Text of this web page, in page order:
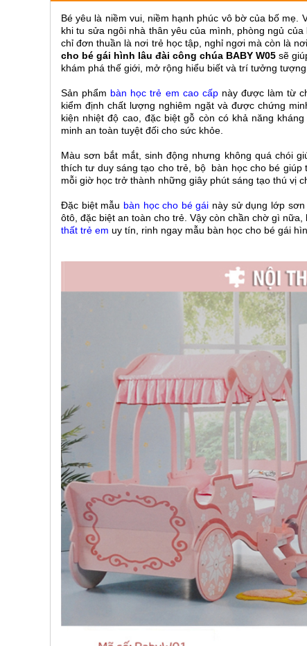
Bé yêu là niềm vui, niềm hạnh phúc vô bờ của bố mẹ.
khi tu sửa ngôi nhà thân yêu của mình, phòng ngủ
chỉ đơn thuần là nơi trẻ học tập, nghỉ ngơi mà còn là
cho bé gái hình lâu đài công chúa BABY W05 sẽ
khám phá thế giới, mở rộng hiểu biết và trí tưởng tượng
Sản phẩm bàn học trẻ em cao cấpnàyđược làm từ
kiểm định chất lượng nghiêm ngặt và được chứng
kiện nhiệt độ cao, đặc biệt gỗ còn có khả năng
minh an toàn tuyệt đối cho sức khỏe.
Màu sơn bắt mắt, sinh động nhưng không quá chói
thích tư duy sáng tạo cho trẻ, bộ bàn học cho bé giúp
mỗi giờ học trở thành những giây phút sáng tạo thú vị
Đặc biệt mẫu bàn học cho bé gái này sử dụng lớp
ôtô, đặc biệt an toàn cho trẻ. Vậy còn chần chờ gì nữa,
thất trẻ em uy tín, rinh ngay mẫu bàn học cho bé gái